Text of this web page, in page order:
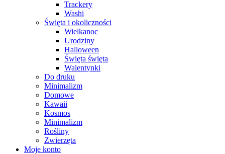
Trackery
Washi
Święta i okoliczności
Wielkanoc
Urodziny
Halloween
Święta święta
Walentynki
Do druku
Minimalizm
Domowe
Kawaii
Kosmos
Minimalizm
Rośliny
Zwierzęta
Moje konto